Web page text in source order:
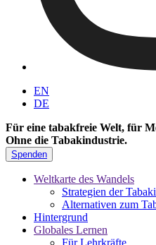
EN
DE
Für eine tabakfreie Welt, für
Ohne die Tabakindustrie.
Spenden
Weltkarte des Wandels
Strategien der
Alternativen zum
Hintergrund
Globales Lernen